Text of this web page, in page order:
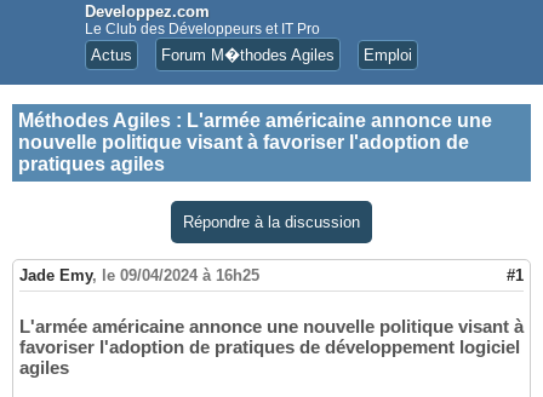
Developpez.com
Le Club des Développeurs et IT Pro
Actus Forum M�thodes Agiles Emploi
Méthodes Agiles : L'armée américaine annonce une
nouvelle politique visant à favoriser l'adoption de
pratiques agiles
Répondre à la discussion
Jade Emy, le 09/04/2024 à 16h25 #1
L'armée américaine annonce une nouvelle politique visant à
favoriser l'adoption de pratiques de développement logiciel
agiles